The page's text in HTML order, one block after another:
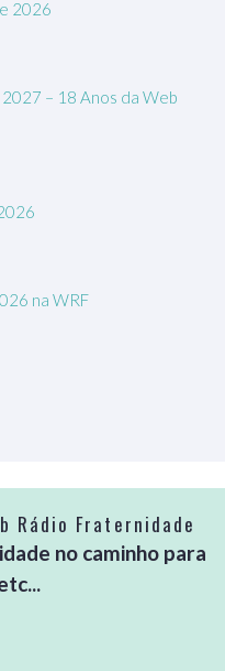
2026
– 18 Anos da Web
na WRF
Rádio Fraternidade
no caminho para